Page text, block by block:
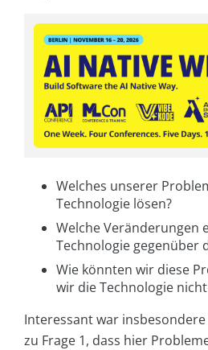
Welches unserer
Technologie lösen?
Welche Veränderungen
Technologie gegenüber
Wie könnten wir diese
wir die Technologie
Interessant war
zu Frage 1, dass hier